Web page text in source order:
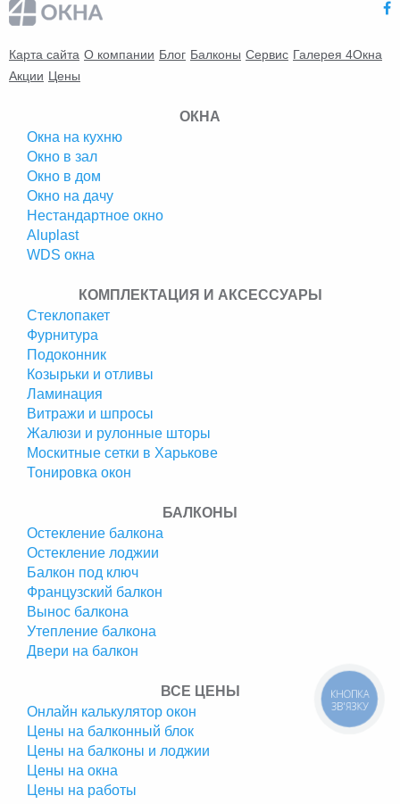
Карта сайта О компании Блог Балконы Сервис Галерея 4Окна
Акции Цены
ОКНА
Окна на кухню
Окно в зал
Окно в дом
Окно на дачу
Нестандартное окно
Аluplast
WDS окна
КОМПЛЕКТАЦИЯ И АКСЕССУАРЫ
Стеклопакет
Фурнитура
Подоконник
Козырьки и отливы
Ламинация
Витражи и шпросы
Жалюзи и рулонные шторы
Москитные сетки в Харькове
Тонировка окон
БАЛКОНЫ
Остекление балкона
Остекление лоджии
Балкон под ключ
Французский балкон
Вынос балкона
Утепление балкона
Двери на балкон
ВСЕ ЦЕНЫ
Онлайн калькулятор окон
Цены на балконный блок
Цены на балконы и лоджии
Цены на окна
Цены на работы
КНОПКА
ЗВ'ЯЗКУ